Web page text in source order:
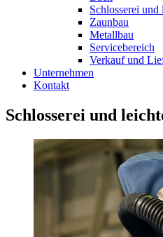
Schlosserei und
Zaunbau
Metallbau
Servicebereich
Verkauf und
Unternehmen
Kontakt
Schlosserei und